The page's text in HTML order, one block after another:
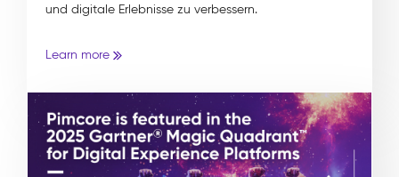
und digitale Erlebnisse zu verbessern.
Learn more